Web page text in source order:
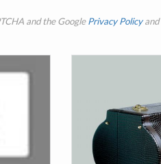
and the GooglePrivacy Policyand